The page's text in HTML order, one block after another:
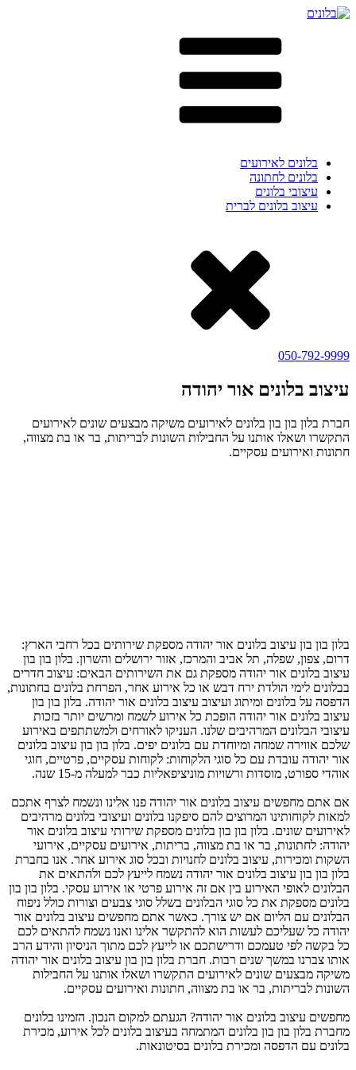
בלונים לאירועים
בלונים לחתונה
עיצובי בלונים
עיצוב בלונים לברית
050-792-9999
עיצוב בלונים אור יהודה
חברת בלון בון בון בלונים לאירועים משיקה מבצעים שונים לאירועים
התקשרו ושאלו אותנו על החבילות השונות לבריתות, בר או בת מצווה,
חתונות ואירועים עסקיים.
בלון בון בון עיצוב בלונים אור יהודה מספקת שירותים בכל רחבי הארץ:
דרום, צפון, שפלה, תל אביב והמרכז, אזור ירושלים והשרון. בלון בון בון
עיצוב בלונים אור יהודה מספקת גם את השירותים הבאים: עיצוב חדרים
בבלונים לימי הולדת ירח דבש או כל אירוע אחר, הפרחת בלונים בחתונות,
הדפסה על בלונים ומיתוג ועיצוב עיצוב בלונים אור יהודה. בלון בון בון
עיצוב בלונים אור יהודה הופכת כל אירוע לשמח ומרשים יותר בזכות
עיצובי הבלונים המרהיבים שלנו. העניקו לאורחים ולמשתתפים באירוע
שלכם אווירה שמחה ומיוחדת עם בלונים יפים. בלון בון בון עיצוב בלונים
אור יהודה עובדת עם כל סוגי הלקוחות: לקוחות עסקיים, פרטיים, חוגי
אוהדי ספורט, מוסדות ורשויות מוניציפאליות כבר למעלה מ-15 שנה.
אם אתם מחפשים עיצוב בלונים אור יהודה פנו אלינו ונשמח לצרף אתכם
למאות לקוחותינו המרוצים להם סיפקנו בלונים ועיצובי בלונים מרהיבים
לאירועים שונים. בלון בון בון בלונים מספקת שירותי עיצוב בלונים אור
יהודה: לחתונות, בר או בת מצווה, בריתות, אירועים עסקיים, אירועי
השקות ומכירות, עיצוב בלונים לחנויות ובכל סוג אירוע אחר. אנו בחברת
בלון בון בון עיצוב בלונים אור יהודה נשמח לייעץ לכם ולהתאים את
הבלונים לאופי האירוע בין אם זה אירוע פרטי או אירוע עסקי. בלון בון בון
בלונים מספקת את כל סוגי הבלונים בשלל סוגי צבעים וצורות כולל ניפוח
הבלונים עם הליום אם יש צורך. כאשר אתם מחפשים עיצוב בלונים אור
יהודה כל שעליכם לעשות הוא להתקשר אלינו ואנו נשמח להתאים לכם
כל בקשה לפי טעמכם ודרישתכם או לייעץ לכם מתוך הניסיון והידע הרב
אותו צברנו במשך שנים רבות. חברת בלון בון בון עיצוב בלונים אור יהודה
משיקה מבצעים שונים לאירועים התקשרו ושאלו אותנו על החבילות
השונות לבריתות, בר או בת מצווה, חתונות ואירועים עסקיים.
מחפשים עיצוב בלונים אור יהודה? הגעתם למקום הנכון. הזמינו בלונים
מחברת בלון בון בון בלונים המתמחה בעיצוב בלונים לכל אירוע, מכירת
בלונים עם הדפסה ומכירת בלונים בסיטונאות.